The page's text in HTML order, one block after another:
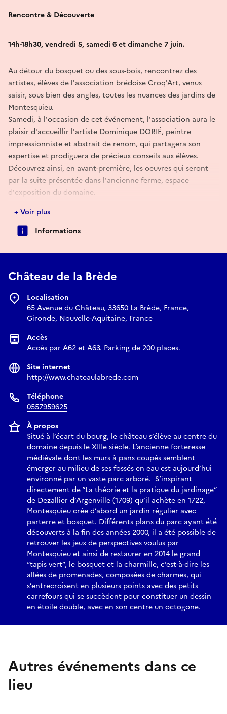
Rencontre & Découverte
14h-18h30, vendredi 5, samedi 6 et dimanche 7 juin.
Au détour du bosquet ou des sous-bois, rencontrez des
artistes, élèves de l'association brédoise Croq'Art, venus
saisir, sous bien des angles, toutes les nuances des jardins de
Montesquieu.
Samedi, à l'occasion de cet événement, l'association aura le
plaisir d'accueillir l'artiste Dominique DORIÉ, peintre
impressionniste et abstrait de renom, qui partagera son
expertise et prodiguera de précieux conseils aux élèves.
Découvrez ainsi, en avant-première, les oeuvres qui seront
par la suite présentée dans l'ancienne ferme, espace
d'exposition du domaine.
Retrouvez toutes les informations et le programme complet
des Rendez-vous aux jardins 2026 au château de La Brède :
+ Voir plus
Informations
Château de la Brède
Localisation
65 Avenue du Château, 33650 La Brède, France,
Gironde, Nouvelle-Aquitaine, France
Accès
Accès par A62 et A63. Parking de 200 places.
Site internet
http://www.chateaulabrede.com
Téléphone
0557959625
À propos
Situé à l’écart du bourg, le château s’élève au centre du
domaine depuis le XIIIe siècle. L’ancienne forteresse
médiévale dont les murs à pans coupés semblent
émerger au milieu de ses fossés en eau est aujourd’hui
environné par un vaste parc arboré. S’inspirant
directement de “La théorie et la pratique du jardinage”
de Dezallier d’Argenville (1709) qu’il achète en 1722,
Montesquieu crée d’abord un jardin régulier avec
parterre et bosquet. Différents plans du parc ayant été
découverts à la fin des années 2000, il a été possible de
retrouver les jeux de perspectives voulus par
Montesquieu et ainsi de restaurer en 2014 le grand
“tapis vert”, le bosquet et la charmille, c’est-à-dire les
allées de promenades, composées de charmes, qui
s’entrecroisent en plusieurs points avec des petits
carrefours qui se succèdent pour constituer un dessin
en étoile double, avec en son centre un octogone.
Autres événements dans ce
lieu